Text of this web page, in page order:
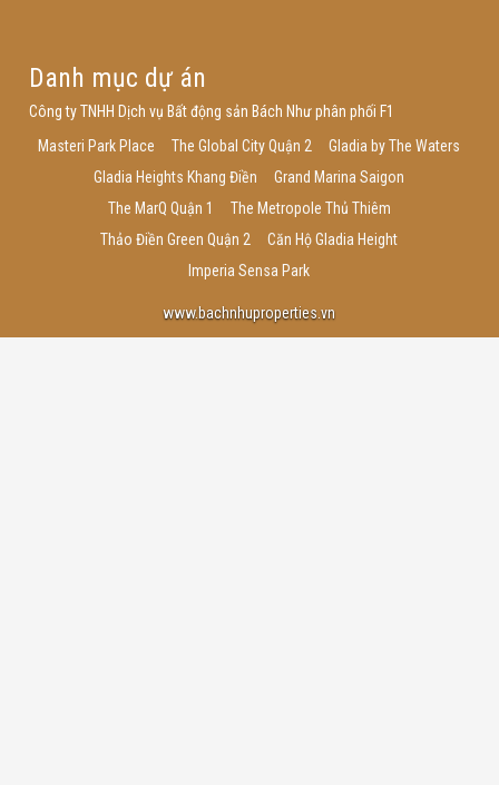
Danh mục dự án
Công ty TNHH Dịch vụ Bất động sản Bách Như phân phối F1
Masteri Park Place
The Global City Quận 2
Gladia by The Waters
Gladia Heights Khang Điền
Grand Marina Saigon
The MarQ Quận 1
The Metropole Thủ Thiêm
Thảo Điền Green Quận 2
Căn Hộ Gladia Height
Imperia Sensa Park
www.bachnhuproperties.vn